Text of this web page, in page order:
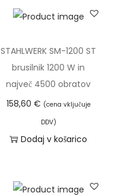
STAHLWERK SM-1200 ST
brusilnik 1200 W in
največ 4500 obratov
158,60 € (cena vključuje
DDV)
Dodaj v košarico